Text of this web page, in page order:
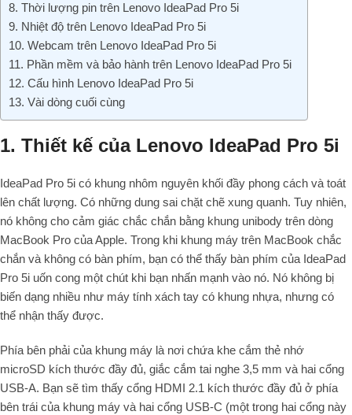
8. Thời lượng pin trên Lenovo IdeaPad Pro 5i
9. Nhiệt độ trên Lenovo IdeaPad Pro 5i
10. Webcam trên Lenovo IdeaPad Pro 5i
11. Phần mềm và bảo hành trên Lenovo IdeaPad Pro 5i
12. Cấu hình Lenovo IdeaPad Pro 5i
13. Vài dòng cuối cùng
1. Thiết kế của Lenovo IdeaPad Pro 5i
IdeaPad Pro 5i có khung nhôm nguyên khối đầy phong cách và toát
lên chất lượng. Có những dung sai chặt chẽ xung quanh. Tuy nhiên,
nó không cho cảm giác chắc chắn bằng khung unibody trên dòng
MacBook Pro của Apple. Trong khi khung máy trên MacBook chắc
chắn và không có bàn phím, bạn có thể thấy bàn phím của IdeaPad
Pro 5i uốn cong một chút khi bạn nhấn mạnh vào nó. Nó không bị
biến dạng nhiều như máy tính xách tay có khung nhựa, nhưng có
thể nhận thấy được.
Phía bên phải của khung máy là nơi chứa khe cắm thẻ nhớ
microSD kích thước đầy đủ, giắc cắm tai nghe 3,5 mm và hai cổng
USB-A. Bạn sẽ tìm thấy cổng HDMI 2.1 kích thước đầy đủ ở phía
bên trái của khung máy và hai cổng USB-C (một trong hai cổng này